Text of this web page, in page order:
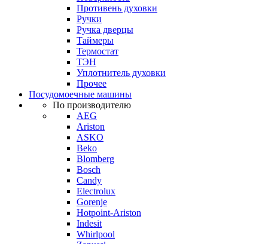
Противень духовки
Ручки
Ручка дверцы
Таймеры
Термостат
ТЭН
Уплотнитель духовки
Прочее
Посудомоечные машины
По производителю
AEG
Ariston
ASKO
Beko
Blomberg
Bosch
Candy
Electrolux
Gorenje
Hotpoint-Ariston
Indesit
Whirlpool